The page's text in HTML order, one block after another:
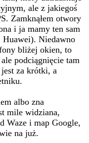
ale z jakiegoś
Zamknąłem otwory
i ja mamy ten sam
Niedawno
bliżej okien, to
podciągnięcie tam
za krótki, a
albo zna
mile widziana,
Waze i map Google,
na już.